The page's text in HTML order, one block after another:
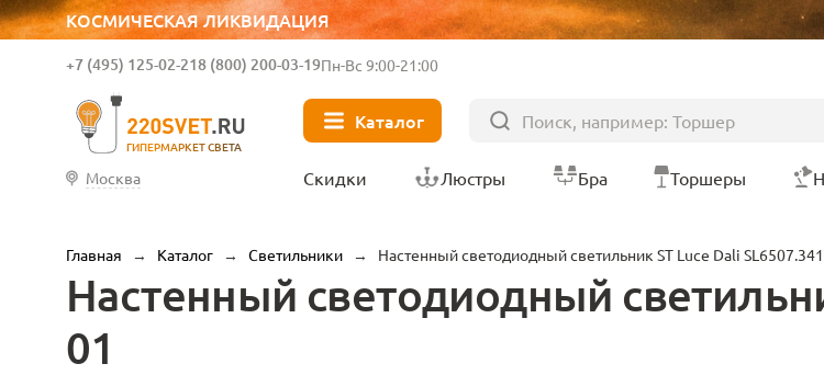
КОСМИЧЕСКАЯ ЛИКВИДАЦИЯ
ГИПЕРМАРКЕТ СВЕТА
+7 (495) 125-02-218 (800) 200-03-19Пн-Вс 9:00-21:00
Каталог
Москва Скидки Люстры Бра Торшеры
Главная → Каталог → Светильники → Настенный светодиодный светильник ST Luce Dali
Настенный светодиодный
01